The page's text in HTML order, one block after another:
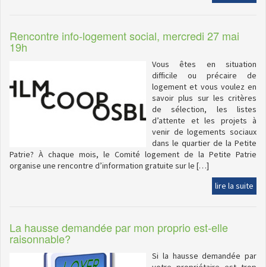
Rencontre info-logement social, mercredi 27 mai
19h
Vous êtes en situation
difficile ou précaire de
logement et vous voulez en
savoir plus sur les critères
de sélection, les listes
d’attente et les projets à
venir de logements sociaux
dans le quartier de la Petite
Patrie? À chaque mois, le Comité logement de la Petite Patrie
organise une rencontre d’information gratuite sur le […]
lire la suite
La hausse demandée par mon proprio est-elle
raisonnable?
Si la hausse demandée par